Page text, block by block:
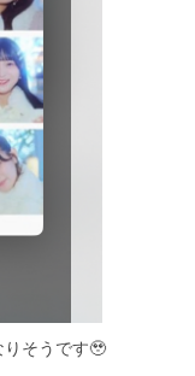
りそうです🥹